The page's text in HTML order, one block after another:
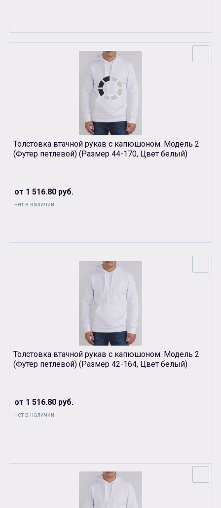
Толстовка втачной рукав с капюшоном. Модель 2
(Футер петлевой) (Размер 44-170, Цвет белый)
от 1 516.80 руб.
нет в наличии
Толстовка втачной рукав с капюшоном. Модель 2
(Футер петлевой) (Размер 42-164, Цвет белый)
от 1 516.80 руб.
нет в наличии